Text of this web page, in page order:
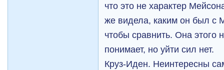
что это не характер
же видела, каким он был с
чтобы сравнить. Она этого
понимает, но уйти сил нет.
Круз-Иден. Неинтересны